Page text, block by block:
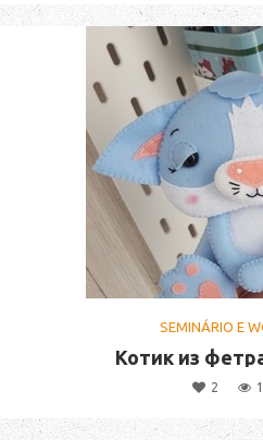
SEMINÁRIO E
Котик из
2